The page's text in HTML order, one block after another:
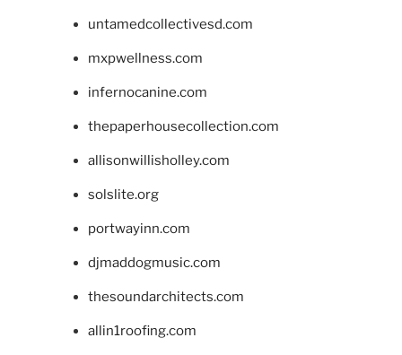
untamedcollectivesd.com
mxpwellness.com
infernocanine.com
thepaperhousecollection.com
allisonwillisholley.com
solslite.org
portwayinn.com
djmaddogmusic.com
thesoundarchitects.com
allin1roofing.com